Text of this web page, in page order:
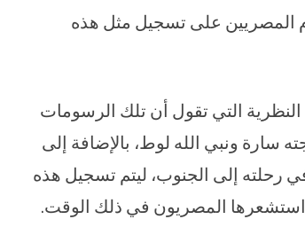
المصريين على تسجيل مثل هذه
التي تقول أن تلك الرسومات
سارة ونبي الله لوط، بالإضافة إلى
رحلته إلى الجنوب، ليتم تسجيل هذه
استشعرها المصريون في ذلك الوقت.